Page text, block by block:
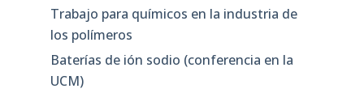
Trabajo para químicos en la industria de
los polímeros
Baterías de ión sodio (conferencia en la
UCM)